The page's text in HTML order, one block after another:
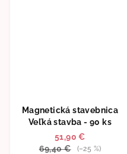
Magnetická stavebnica
Veľká stavba - 90 ks
51,90 €
69,40 €
(–25 %)